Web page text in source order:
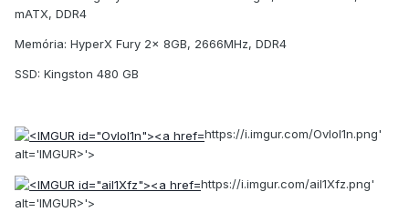
mATX, DDR4
Memória: HyperX Fury 2x 8GB, 2666MHz, DDR4
SSD: Kingston 480 GB
https://i.imgur.com/OvIol1n.png'
alt='IMGUR>'>
https://i.imgur.com/aiI1Xfz.png'
alt='IMGUR>'>